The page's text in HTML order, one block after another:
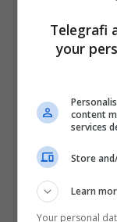
Telegrafi
your
content
services
Store
Learn
Your personal